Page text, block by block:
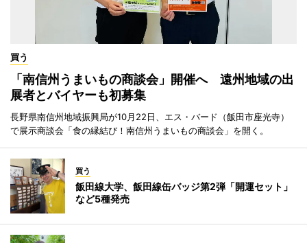
買う
「南信州うまいもの商談会」開催へ 遠州地域の出
展者とバイヤーも初募集
長野県南信州地域振興局が10月22日、エス・バード（飯田市座光寺）
で展示商談会「食の縁結び！南信州うまいもの商談会」を開く。
買う
飯田線大学、飯田線缶バッジ第2弾「開運セット」
など5種発売